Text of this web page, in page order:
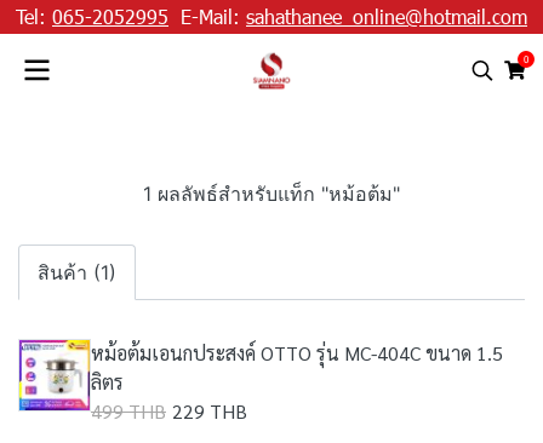
Tel: 065-2052995 E-Mail: sahathanee_online@hotmail.com
0
1 ผลลัพธ์สำหรับแท็ก "หม้อต้ม"
สินค้า (1)
หม้อต้มเอนกประสงค์ OTTO รุ่น MC-404C ขนาด 1.5
ลิตร
499 THB 229 THB